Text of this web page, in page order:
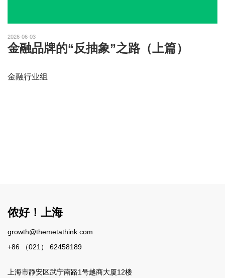
2026-06-03
金融品牌的“反抽象”之路（上篇）
金融行业组
侬好！上海
growth@themetathink.com
+86 （021） 62458189
上海市静安区武宁南路1号越商大厦12楼